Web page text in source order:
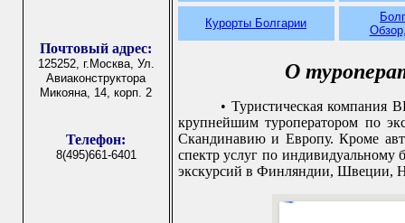
Почтовый адрес:
125252, г.Москва, Ул.
Авиаконструктора
Микояна, 14, корп. 2
Телефон:
8(495)661-6401
Курорты Болгарии
О
• Туристическая компания
крупнейшим туроператором по
Скандинавию и Европу. Кроме
спектр услуг по индивидуальному
экскурсий в Финляндии, Швеции,